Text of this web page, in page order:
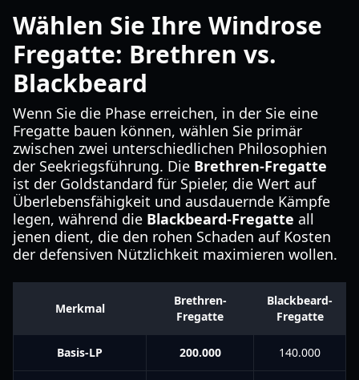
Wählen Sie Ihre Windrose
Fregatte: Brethren vs.
Blackbeard
Wenn Sie die Phase erreichen, in der Sie eine
Fregatte bauen können, wählen Sie primär
zwischen zwei unterschiedlichen Philosophien
der Seekriegsführung. Die Brethren-Fregatte
ist der Goldstandard für Spieler, die Wert auf
Überlebensfähigkeit und ausdauernde Kämpfe
legen, während die Blackbeard-Fregatte all
jenen dient, die den rohen Schaden auf Kosten
der defensiven Nützlichkeit maximieren wollen.
Merkmal
Brethren-
Fregatte
Blackbeard-
Fregatte
Basis-LP 200.000 140.000